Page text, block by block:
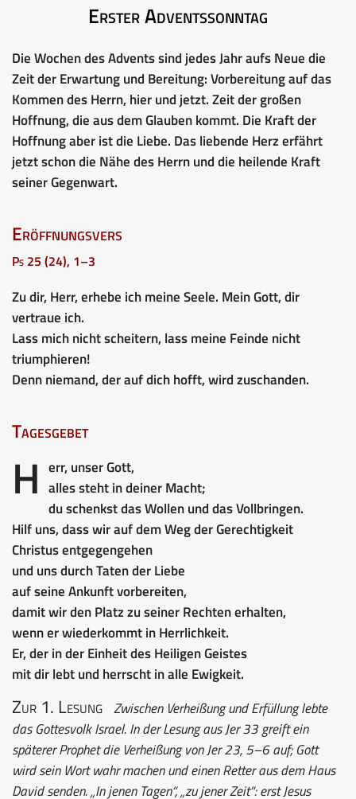
Erster Adventssonntag
Die Wochen des Advents sind jedes Jahr aufs Neue die
Zeit der Erwartung und Bereitung: Vorbereitung auf das
Kommen des Herrn, hier und jetzt. Zeit der großen
Hoffnung, die aus dem Glauben kommt. Die Kraft der
Hoffnung aber ist die Liebe. Das liebende Herz erfährt
jetzt schon die Nähe des Herrn und die heilende Kraft
seiner Gegenwart.
Eröffnungsvers
Ps 25 (24), 1–3
Zu dir, Herr, erhebe ich meine Seele. Mein Gott, dir
vertraue ich.
Lass mich nicht scheitern, lass meine Feinde nicht
triumphieren!
Denn niemand, der auf dich hofft, wird zuschanden.
Tagesgebet
H err, unser Gott,
alles steht in deiner Macht;
du schenkst das Wollen und das Vollbringen.
Hilf uns, dass wir auf dem Weg der Gerechtigkeit
Christus entgegengehen
und uns durch Taten der Liebe
auf seine Ankunft vorbereiten,
damit wir den Platz zu seiner Rechten erhalten,
wenn er wiederkommt in Herrlichkeit.
Er, der in der Einheit des Heiligen Geistes
mit dir lebt und herrscht in alle Ewigkeit.
Zur 1. Lesung Zwischen Verheißung und Erfüllung lebte
das Gottesvolk Israel. In der Lesung aus Jer 33 greift ein
späterer Prophet die Verheißung von Jer 23, 5–6 auf; Gott
wird sein Wort wahr machen und einen Retter aus dem Haus
David senden. „In jenen Tagen“, „zu jener Zeit“: erst Jesus